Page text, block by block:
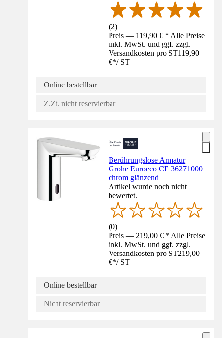
(2)
Preis — 119,90 € * Alle Preise
inkl. MwSt. und ggf. zzgl.
Versandkosten pro ST119,90
€*/ ST
Online bestellbar
Z.Zt. nicht reservierbar
Berührungslose Armatur
Grohe Euroeco CE 36271000
chrom glänzend
Artikel wurde noch nicht
bewertet.
(0)
Preis — 219,00 € * Alle Preise
inkl. MwSt. und ggf. zzgl.
Versandkosten pro ST219,00
€*/ ST
Online bestellbar
Nicht reservierbar